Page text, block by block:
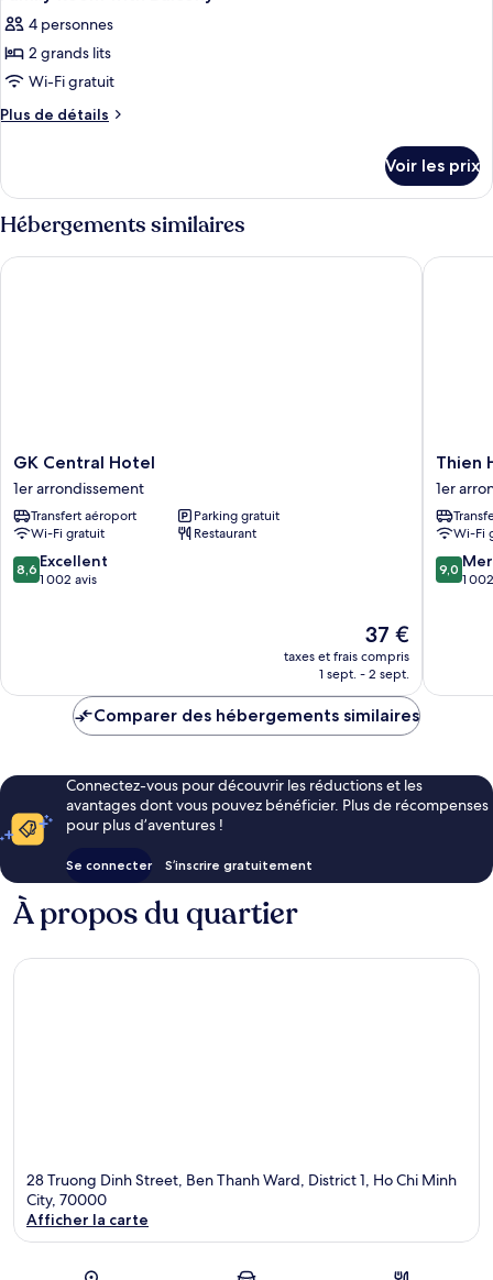
4 personnes
2 grands lits
Wi-Fi gratuit
Plus de détails
Plus
le
type
de
chambre
Family
Voir les prix
Hébergements similaires
GK
Central
Hotel
1er
arrondissement
GK Central Hotel
1er arrondissement
Transfert aéroport
Parking gratuit
Wi-Fi gratuit
Restaurant
8.6
sur
8,6 Excellent
1 002 avis
Le
nouveau
prix
de
37 €
taxes et frais compris
1 sept. - 2 sept.
GK Central Hotel
Thien
Hai
Hotel
1er
Thien
1er
Wi-Fi
9.0
sur
9,0
1
Thien
Comparer des hébergements similaires
Connectez-vous pour découvrir les réductions et les
avantages dont vous pouvez bénéficier. Plus de récompenses
pour plus d’aventures !
Se connecter S’inscrire gratuitement
À propos du quartier
28 Truong Dinh Street, Ben Thanh Ward, District 1, Ho Chi Minh
City, 70000
Afficher la carte